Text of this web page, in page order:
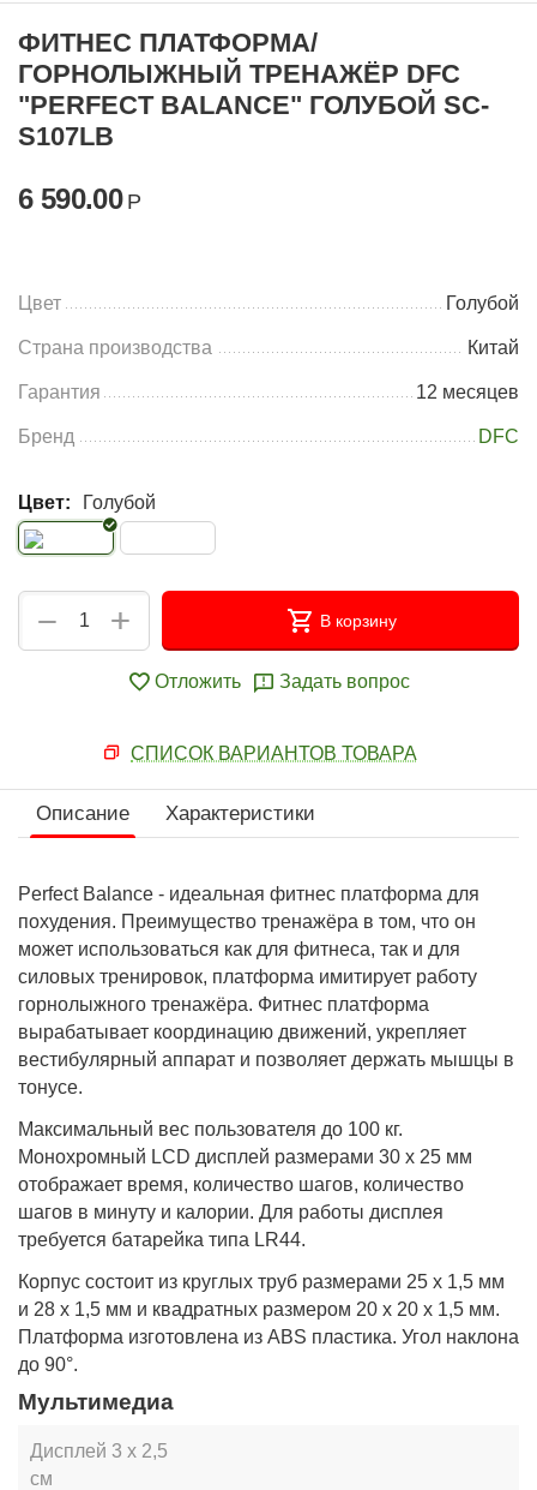
ФИТНЕС ПЛАТФОРМА/
ГОРНОЛЫЖНЫЙ ТРЕНАЖЁР DFC
"PERFECT BALANCE" ГОЛУБОЙ SC-
S107LB
6 590.00 Р
Цвет Голубой
Страна производства Китай
Гарантия 12 месяцев
Бренд DFC
Цвет: Голубой
+
− В корзину
Отложить Задать вопрос
СПИСОК ВАРИАНТОВ ТОВАРА
Описание Характеристики
Perfect Balance - идеальная фитнес платформа для
похудения. Преимущество тренажёра в том, что он
может использоваться как для фитнеса, так и для
силовых тренировок, платформа имитирует работу
горнолыжного тренажёра. Фитнес платформа
вырабатывает координацию движений, укрепляет
вестибулярный аппарат и позволяет держать мышцы в
тонусе.
Максимальный вес пользователя до 100 кг.
Монохромный LCD дисплей размерами 30 х 25 мм
отображает время, количество шагов, количество
шагов в минуту и калории. Для работы дисплея
требуется батарейка типа LR44.
Корпус состоит из круглых труб размерами 25 х 1,5 мм
и 28 х 1,5 мм и квадратных размером 20 х 20 х 1,5 мм.
Платформа изготовлена из ABS пластика. Угол наклона
до 90°.
Мультимедиа
Дисплей 3 х 2,5
см